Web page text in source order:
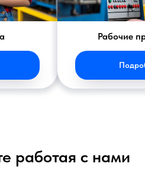
Рабочие
работая с нами